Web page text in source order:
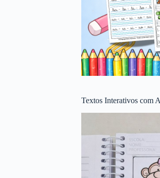
Textos Interativos com